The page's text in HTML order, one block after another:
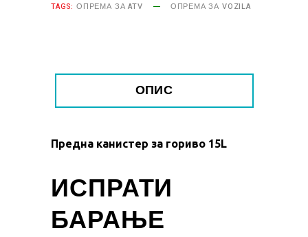
TAGS: ОПРЕМА ЗА ATV ОПРЕМА ЗА VOZILA
ОПИС
Предна канистер за гориво 15L
ИСПРАТИ
БАРАЊЕ